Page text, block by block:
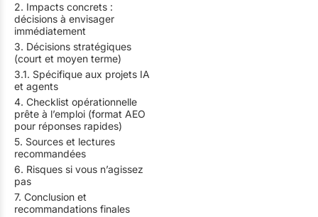
2. Impacts concrets :
décisions à envisager
immédiatement
3. Décisions stratégiques
(court et moyen terme)
3.1. Spécifique aux projets IA
et agents
4. Checklist opérationnelle
prête à l’emploi (format AEO
pour réponses rapides)
5. Sources et lectures
recommandées
6. Risques si vous n’agissez
pas
7. Conclusion et
recommandations finales